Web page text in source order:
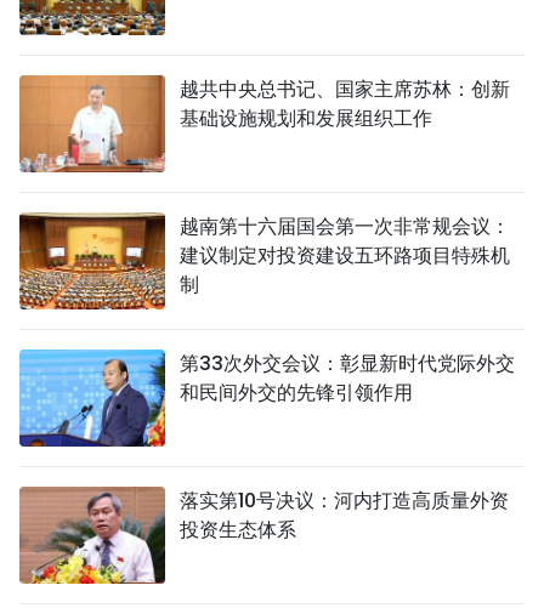
越共中央总书记、国家主席苏林：创新
基础设施规划和发展组织工作
越南第十六届国会第一次非常规会议：
建议制定对投资建设五环路项目特殊机
制
第33次外交会议：彰显新时代党际外交
和民间外交的先锋引领作用
落实第10号决议：河内打造高质量外资
投资生态体系